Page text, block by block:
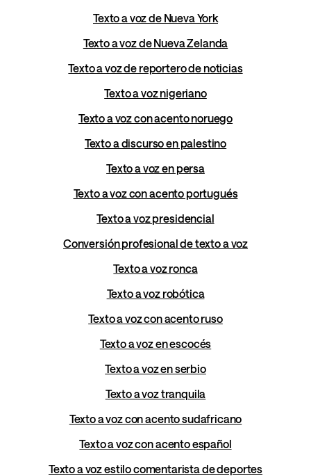
Texto a voz de Nueva York
Texto a voz de Nueva Zelanda
Texto a voz de reportero de noticias
Texto a voz nigeriano
Texto a voz con acento noruego
Texto a discurso en palestino
Texto a voz en persa
Texto a voz con acento portugués
Texto a voz presidencial
Conversión profesional de texto a voz
Texto a voz ronca
Texto a voz robótica
Texto a voz con acento ruso
Texto a voz en escocés
Texto a voz en serbio
Texto a voz tranquila
Texto a voz con acento sudafricano
Texto a voz con acento español
Texto a voz estilo comentarista de deportes